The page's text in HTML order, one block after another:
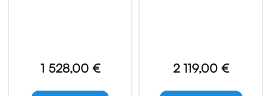
1 528,00 € 2 119,00 €